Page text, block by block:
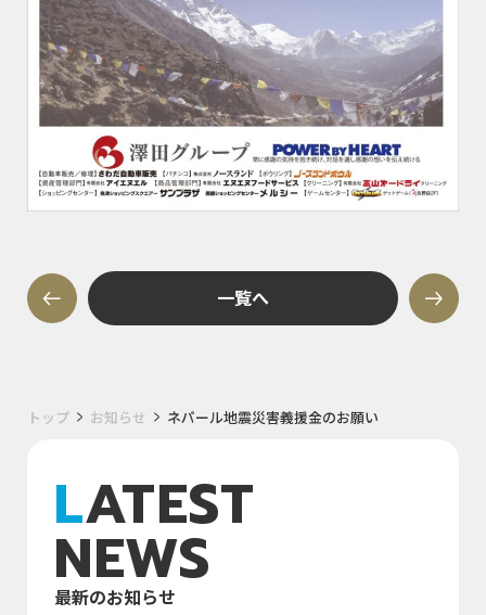
一覧へ
トップ お知らせ ネパール地震災害義援金のお願い
LATEST
NEWS
最新のお知らせ